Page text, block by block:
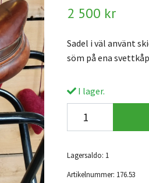
2 500 kr
Sadel i väl använt
söm på ena
I lager.
Lagersaldo: 1
Artikelnummer: 176.53